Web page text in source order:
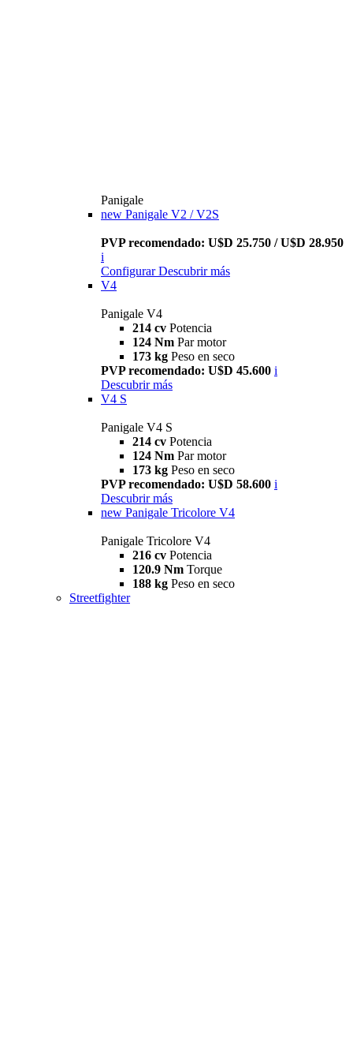
Panigale
new Panigale V2 / V2S
PVP recomendado: U$D 25.750 / U$D 28.950
i
Configurar Descubrir más
V4
Panigale V4
214 cv Potencia
124 Nm Par motor
173 kg Peso en seco
PVP recomendado: U$D 45.600 i
Descubrir más
V4 S
Panigale V4 S
214 cv Potencia
124 Nm Par motor
173 kg Peso en seco
PVP recomendado: U$D 58.600 i
Descubrir más
new Panigale Tricolore V4
Panigale Tricolore V4
216 cv Potencia
120.9 Nm Torque
188 kg Peso en seco
Streetfighter